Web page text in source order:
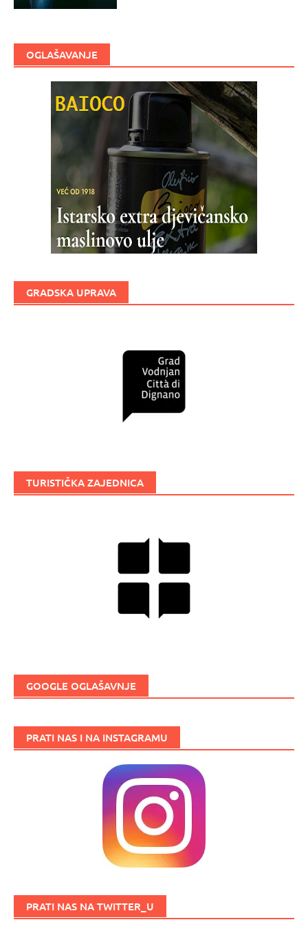
OGLAŠAVANJE
GRADSKA UPRAVA
TURISTIČKA ZAJEDNICA
GOOGLE OGLAŠAVNJE
PRATI NAS I NA INSTAGRAMU
PRATI NAS NA TWITTER_U